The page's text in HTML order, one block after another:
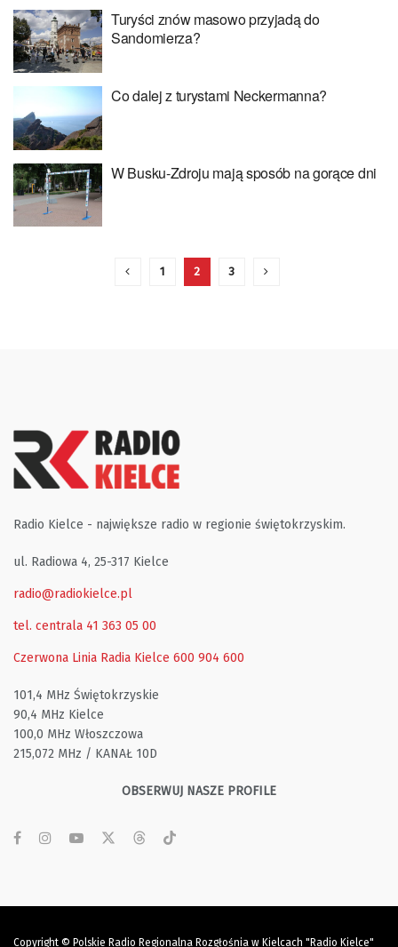
Turyści znów masowo przyjadą do
Sandomierza?
Co dalej z turystami Neckermanna?
W Busku-Zdroju mają sposób na gorące dni
1 2 3
Radio Kielce - największe radio w regionie świętokrzyskim.
ul. Radiowa 4, 25-317 Kielce
radio@radiokielce.pl
tel. centrala 41 363 05 00
Czerwona Linia Radia Kielce 600 904 600
101,4 MHz Świętokrzyskie
90,4 MHz Kielce
100,0 MHz Włoszczowa
215,072 MHz / KANAŁ 10D
OBSERWUJ NASZE PROFILE
Copyright © Polskie Radio Regionalna Rozgłośnia w Kielcach "Radio Kielce"